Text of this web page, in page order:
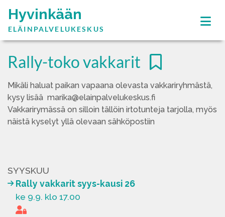
Hyvinkään
ELÄINPALVELUKESKUS
Rally-toko vakkarit
Mikäli haluat paikan vapaana olevasta vakkariryhmästä,
kysy lisää marika@elainpalvelukeskus.fi
Vakkarirymässä on silloin tällöin irtotunteja tarjolla, myös
näistä kyselyt yllä olevaan sähköpostiin
SYYSKUU
Rally vakkarit syys-kausi 26
ke 9.9. klo 17.00